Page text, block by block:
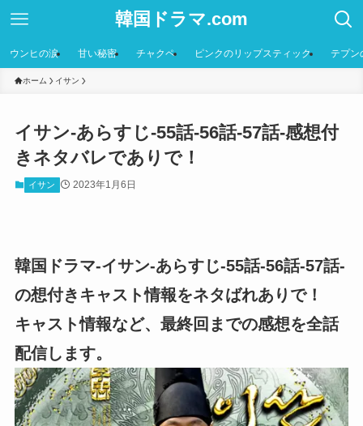
韓国ドラマ.com
ウンヒの涙 甘い秘密 チャクペ ピンクのリップスティック テプン
ホーム イサン
イサン-あらすじ-55話-56話-57話-感想付
きネタバレでありで！
イサン 2023年1月6日
韓国ドラマ-イサン-あらすじ-55話-56話-57話-
の想付きキャスト情報をネタばれありで！
キャスト情報など、最終回までの感想を全話
配信します。